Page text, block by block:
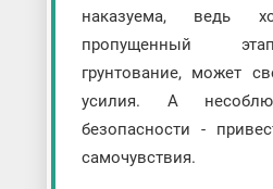
наказуема, ведь
пропущенный
грунтование, может
усилия. А
безопасности -
самочувствия.